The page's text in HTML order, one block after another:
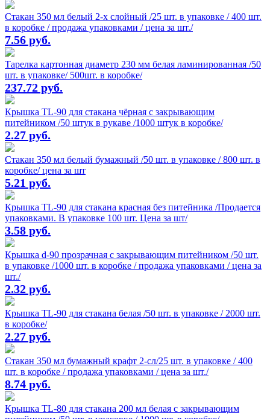
Стакан 350 мл белый 2-х слойный /25 шт. в упаковке / 400 шт.
в коробке / продажа упаковками / цена за шт./
7.56 руб.
Тарелка картонная диаметр 230 мм белая ламинированная /50
шт. в упаковке/ 500шт. в коробке/
237.72 руб.
Крышка TL-90 для стакана чёрная с закрывающим
питейником /50 штук в рукаве /1000 штук в коробке/
2.27 руб.
Стакан 350 мл белый бумажный /50 шт. в упаковке / 800 шт. в
коробке/ цена за шт
5.21 руб.
Крышка TL-90 для стакана красная без питейника /Продается
упаковками. В упаковке 100 шт. Цена за шт/
3.58 руб.
Крышка d-90 прозрачная с закрывающим питейником /50 шт.
в упаковке /1000 шт. в коробке / продажа упаковками / цена за
шт./
2.32 руб.
Крышка TL-90 для стакана белая /50 шт. в упаковке / 2000 шт.
в коробке/
2.27 руб.
Стакан 350 мл бумажный крафт 2-сл/25 шт. в упаковке / 400
шт. в коробке / продажа упаковками / цена за шт./
8.74 руб.
Крышка TL-80 для стакана 200 мл белая с закрывающим